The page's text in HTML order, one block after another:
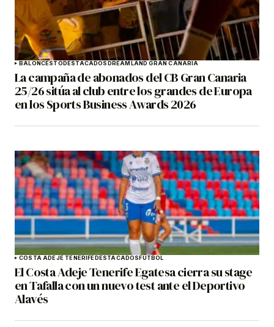
BALONCESTODESTACADOSDREAMLAND GRAN CANARIA
La campaña de abonados del CB Gran Canaria
25/26 sitúa al club entre los grandes de Europa
en los Sports Business Awards 2026
COSTA ADEJE TENERIFEDESTACADOSFÚTBOL
El Costa Adeje Tenerife Egatesa cierra su stage
en Tafalla con un nuevo test ante el Deportivo
Alavés